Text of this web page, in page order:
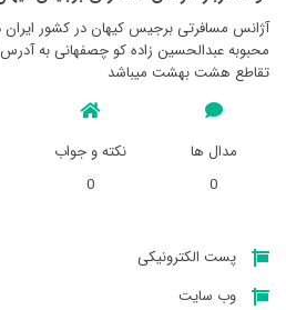
آژانس مسافرتی برجيس كيهان در کشور ایران
محبوبه عبدالحسین زاده کو چصفهانی به
تقاطع هشت بهشت میباشد
مدال ها
0
نکته و جواب
0
پست الکترونیکی
وب سایت